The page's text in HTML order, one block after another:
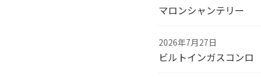
マロンシャンテリー
2026年7月27日
ビルトインガスコンロ